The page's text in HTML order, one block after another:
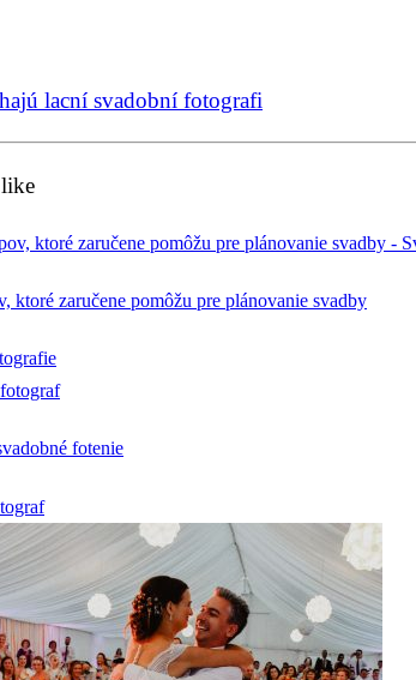
lacní svadobní fotografi
ktoré zaručene pomôžu pre plánovanie svadby
fotenie